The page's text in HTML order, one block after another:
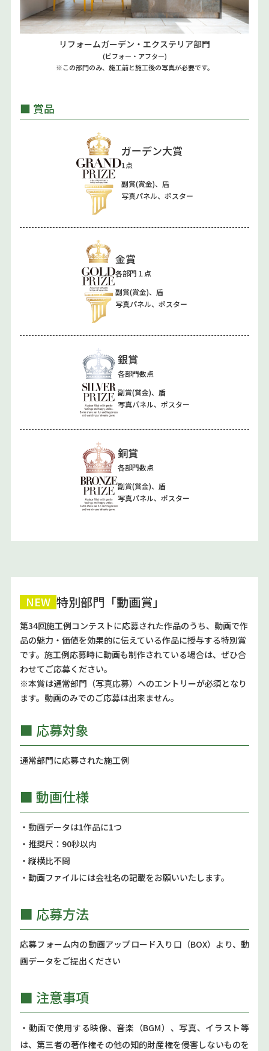
リフォームガーデン・エクステリア部門
(ビフォー・アフター)
※この部門のみ、施工前と施工後の写真が必要です。
■ 賞品
ガーデン大賞
1点
副賞(賞金)、盾
写真パネル、ポスター
金賞
各部門１点
副賞(賞金)、盾
写真パネル、ポスター
銀賞
各部門数点
副賞(賞金)、盾
写真パネル、ポスター
銅賞
各部門数点
副賞(賞金)、盾
写真パネル、ポスター
NEW 特別部門「動画賞」
第34回施工例コンテストに応募された作品のうち、動画で作
品の魅力・価値を効果的に伝えている作品に授与する特別賞
です。施工例応募時に動画も制作されている場合は、ぜひ合
わせてご応募ください。
※本賞は通常部門（写真応募）へのエントリーが必須となり
ます。動画のみでのご応募は出来ません。
■ 応募対象
通常部門に応募された施工例
■ 動画仕様
・動画データは1作品に1つ
・推奨尺：90秒以内
・縦横比不問
・動画ファイルには会社名の記載をお願いいたします。
■ 応募方法
応募フォーム内の動画アップロード入り口（BOX）より、動
画データをご提出ください
■ 注意事項
・動画で使用する映像、音楽（BGM）、写真、イラスト等
は、第三者の著作権その他の知的財産権を侵害しないものを